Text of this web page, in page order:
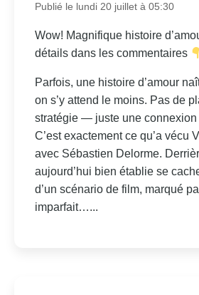
Publié le lundi 20 juillet à 05:30
Wow! Magnifique histoire
détails dans les commentaires
Parfois, une histoire d’amour
on s’y attend le moins. Pas de
stratégie — juste une connexion
C’est exactement ce qu’a vécu
avec Sébastien Delorme.
aujourd’hui bien établie se
d’un scénario de film, marqué
imparfait…...